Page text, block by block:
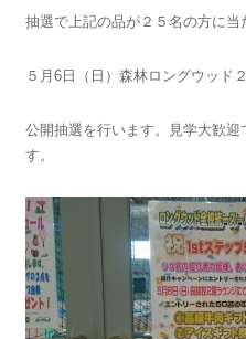
抽選で上記の品が２５名の方に当
５月6日（日）森林ロングウッド
公開抽選を行います。見学大歓迎
す。